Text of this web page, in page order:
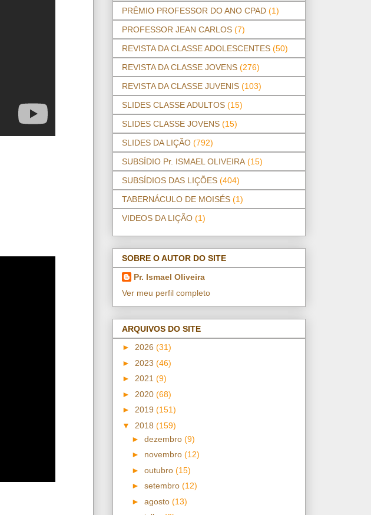
PRÊMIO PROFESSOR DO ANO CPAD (1)
PROFESSOR JEAN CARLOS (7)
REVISTA DA CLASSE ADOLESCENTES (50)
REVISTA DA CLASSE JOVENS (276)
REVISTA DA CLASSE JUVENIS (103)
SLIDES CLASSE ADULTOS (15)
SLIDES CLASSE JOVENS (15)
SLIDES DA LIÇÃO (792)
SUBSÍDIO Pr. ISMAEL OLIVEIRA (15)
SUBSÍDIOS DAS LIÇÕES (404)
TABERNÁCULO DE MOISÉS (1)
VIDEOS DA LIÇÃO (1)
SOBRE O AUTOR DO SITE
Pr. Ismael Oliveira
Ver meu perfil completo
ARQUIVOS DO SITE
► 2026 (31)
► 2023 (46)
► 2021 (9)
► 2020 (68)
► 2019 (151)
▼ 2018 (159)
►dezembro(9)
► novembro(12)
►outubro(15)
►setembro(12)
►agosto(13)